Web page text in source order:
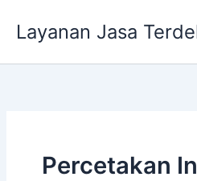
Layanan Jasa
Percetakan